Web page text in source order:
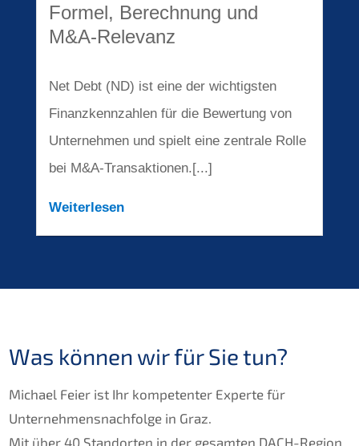
Formel, Berechnung und
M&A-Relevanz
Net Debt (ND) ist eine der wichtigsten
Finanzkennzahlen für die Bewertung von
Unternehmen und spielt eine zentrale Rolle
bei M&A-Transaktionen.[...]
Weiterlesen
Was können wir für Sie tun?
Michael Feier ist Ihr kompetenter Experte für
Unternehmensnachfolge in Graz.
Mit über 40 Standorten in der gesamten DACH-Region